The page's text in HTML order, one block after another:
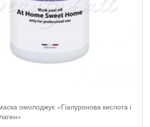
омолоджує «Гіалуронова кислота і